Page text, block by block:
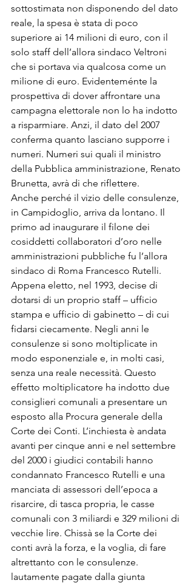
sottostimata non disponendo del dato
reale, la spesa è stata di poco
superiore ai 14 milioni di euro, con il
solo staff dell’allora sindaco Veltroni
che si portava via qualcosa come un
milione di euro. Evidenteménte la
prospettiva di dover affrontare una
campagna elettorale non lo ha indotto
a risparmiare. Anzi, il dato del 2007
conferma quanto lasciano supporre i
numeri. Numeri sui quali il ministro
della Pubblica amministrazione, Renato
Brunetta, avrà di che riflettere.
Anche perché il vizio delle consulenze,
in Campidoglio, arriva da lontano. Il
primo ad inaugurare il filone dei
cosiddetti collaboratori d’oro nelle
amministrazioni pubbliche fu l’allora
sindaco di Roma Francesco Rutelli.
Appena eletto, nel 1993, decise di
dotarsi di un proprio staff – ufficio
stampa e ufficio di gabinetto – di cui
fidarsi ciecamente. Negli anni le
consulenze si sono moltiplicate in
modo esponenziale e, in molti casi,
senza una reale necessità. Questo
effetto moltiplicatore ha indotto due
consiglieri comunali a presentare un
esposto alla Procura generale della
Corte dei Conti. L’inchiesta è andata
avanti per cinque anni e nel settembre
del 2000 i giudici contabili hanno
condannato Francesco Rutelli e una
manciata di assessori dell’epoca a
risarcire, di tasca propria, le casse
comunali con 3 miliardi e 329 milioni di
vecchie lire. Chissà se la Corte dei
conti avrà la forza, e la voglia, di fare
altrettanto con le consulenze.
lautamente pagate dalla giunta